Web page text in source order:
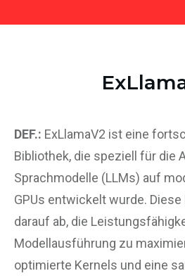
DEF.: ExLlamaV2 ist eine
Bibliothek, die speziell für die
Sprachmodelle (LLMs) auf
GPUs entwickelt wurde.
darauf ab, die
Modellausführung zu
optimierte Kernels und eine